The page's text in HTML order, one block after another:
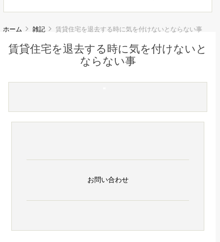
ホーム 雑記 賃貸住宅を退去する時に気を付けないとならない事
賃貸住宅を退去する時に気を付けないと
ならない事
お問い合わせ